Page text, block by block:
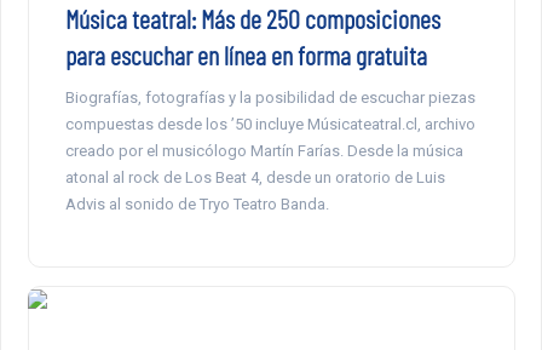
Música teatral: Más de 250 composiciones
para escuchar en línea en forma gratuita
Biografías, fotografías y la posibilidad de escuchar piezas
compuestas desde los ’50 incluye Músicateatral.cl, archivo
creado por el musicólogo Martín Farías. Desde la música
atonal al rock de Los Beat 4, desde un oratorio de Luis
Advis al sonido de Tryo Teatro Banda.